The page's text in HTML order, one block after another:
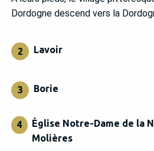
Dordogne descend vers la
2 Lavoir
3 Borie
4
Église Notre-Dame de la
Molières